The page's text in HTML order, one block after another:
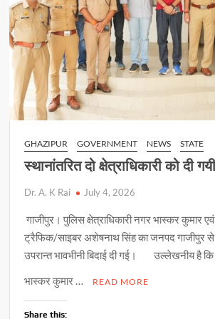
GHAZIPUR GOVERNMENT NEWS STATE
स्थानांतरित दो क्षेत्राधिकारी को दी
Dr. A. K Rai July 4, 2026
गाजीपुर। पुलिस क्षेत्राधिकारी नगर भास्कर कुमार एवं
ट्रैफिक/साइबर अशेषनाथ सिंह का जनपद गाजीपुर से
उपरान्त भावभीनी बिदाई दी गई। उल्लेखनीय है कि
भास्कर कुमार …
READ MORE
Share this: